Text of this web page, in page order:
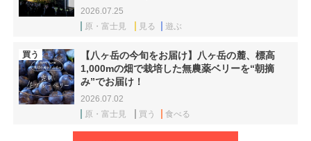
2026.07.25
原・富士見
見る 遊ぶ
買う
【八ヶ岳の今旬をお届け】八ヶ岳の麓、標高
1,000mの畑で栽培した無農薬ベリーを“朝摘
み”でお届け！
2026.07.02
原・富士見
買う 食べる